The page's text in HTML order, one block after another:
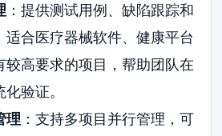
：提供测试用例、缺陷跟踪和
适合医疗器械软件、健康平台
较高要求的项目，帮助团队在
验证。
理 ：支持多项目并行管理，可